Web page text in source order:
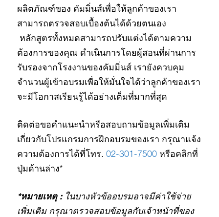
ผลิตภัณฑ์ของ คัมมิ่นส์เพื่อให้ลูกค้าของเรา
สามารถตรวจสอบเบื้องต้นได้ด้วยตนเอง
หลักสูตรทั้งหมดสามารถปรับแต่งได้ตามความ
ต้องการของคุณ ดำเนินการโดยผู้สอนที่ผ่านการ
รับรองจากโรงงานของคัมมิ่นส์ เรายังควบคุม
จำนวนผู้เข้าอบรมเพื่อให้มั่นใจได้ว่าลูกค้าของเรา
จะมีโอกาสเรียนรู้ได้อย่างเต็มที่มากที่สุด
ติดต่อขอคำแนะนำหรือสอบถามข้อมูลเพิ่มเติม
เกี่ยวกับโปรแกรมการฝึกอบรมของเรา กรุณาแจ้ง
ความต้องการได้ที่โทร. 02-301-7500 หรือคลิกที่
ปุ่มด้านล่าง*
*หมายเหตุ :ในบางหัวข้ออบรมอาจมีค่าใช้จ่าย
เพิ่มเติม กรุณาตรวจสอบข้อมูลกับเจ้าหน้าที่ของ